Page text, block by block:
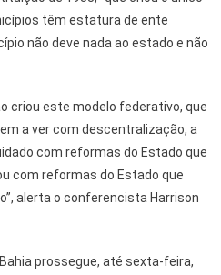
têm estatura de ente
não deve nada ao estado e não
criou este modelo federativo, que
a ver com descentralização, a
com reformas do Estado que
com reformas do Estado que
alerta o conferencista Harrison
prossegue, até sexta-feira,